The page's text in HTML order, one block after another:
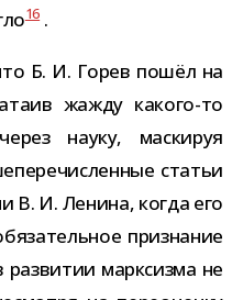
16.
Б. И. Горев пошёл на
жажду какого-​то
науку, мас­ки­руя
ста­тьи
В. И. Ленина, когда его
при­зна­ние
раз­ви­тии марк­сизма не